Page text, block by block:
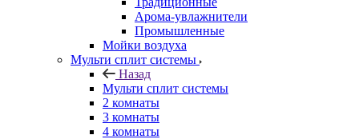
Арома-увлажнители
Промышленные
Мойки воздуха
Мульти сплит системы
Назад
Мульти сплит системы
2 комнаты
3 комнаты
4 комнаты